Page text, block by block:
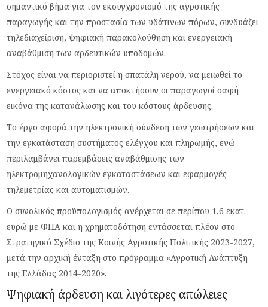
σημαντικό βήμα για τον εκσυγχρονισμό της αγροτικής
παραγωγής και την προστασία των υδάτινων πόρων, συνδυάζει
τηλεδιαχείριση, ψηφιακή παρακολούθηση και ενεργειακή
αναβάθμιση των αρδευτικών υποδομών.
Στόχος είναι να περιοριστεί η σπατάλη νερού, να μειωθεί το
ενεργειακό κόστος και να αποκτήσουν οι παραγωγοί σαφή
εικόνα της κατανάλωσης και του κόστους άρδευσης.
Το έργο αφορά την ηλεκτρονική σύνδεση των γεωτρήσεων και
την εγκατάσταση συστήματος ελέγχου και πληρωμής, ενώ
περιλαμβάνει παρεμβάσεις αναβάθμισης των
ηλεκτρομηχανολογικών εγκαταστάσεων και εφαρμογές
τηλεμετρίας και αυτοματισμών.
Ο συνολικός προϋπολογισμός ανέρχεται σε περίπου 1,6 εκατ.
ευρώ με ΦΠΑ και η χρηματοδότηση εντάσσεται πλέον στο
Στρατηγικό Σχέδιο της Κοινής Αγροτικής Πολιτικής 2023-2027,
μετά την αρχική ένταξη στο πρόγραμμα «Αγροτική Ανάπτυξη
της Ελλάδας 2014-2020».
Ψηφιακή άρδευση και λιγότερες απώλειες